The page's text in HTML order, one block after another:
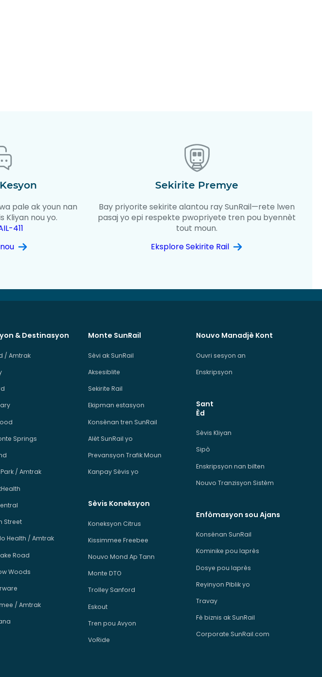
pale ak youn nan
Kliyan nou yo.
411
Sekirite Premye
Bay priyorite sekirite alantou ray SunRail—rete lwen
pasaj yo epi respekte pwopriyete tren pou byennèt
tout moun.
Eksplore Sekirite Rail
& Destinasyon
/ Amtrak
Springs
/ Amtrak
Street
Health / Amtrak
Road
Woods
/ Amtrak
Monte SunRail
Sèvi ak SunRail
Aksesiblite
Sekirite Rail
Ekipman estasyon
Konsènan tren SunRail
Alèt SunRail yo
Prevansyon Trafik Moun
Kanpay Sèvis yo
Sèvis Koneksyon
Koneksyon Citrus
Kissimmee Freebee
Nouvo Mond Ap Tann
Monte DTO
Trolley Sanford
Eskout
Tren pou Avyon
VoRide
Nouvo Manadjè Kont
Ouvri sesyon an
Enskripsyon
Sant
Èd
Sèvis Kliyan
Sipò
Enskripsyon nan bilten
Nouvo Tranzisyon Sistèm
Enfòmasyon sou Ajans
Konsènan SunRail
Kominike pou laprès
Dosye pou laprès
Reyinyon Piblik yo
Travay
Fè biznis ak SunRail
Corporate.SunRail.com